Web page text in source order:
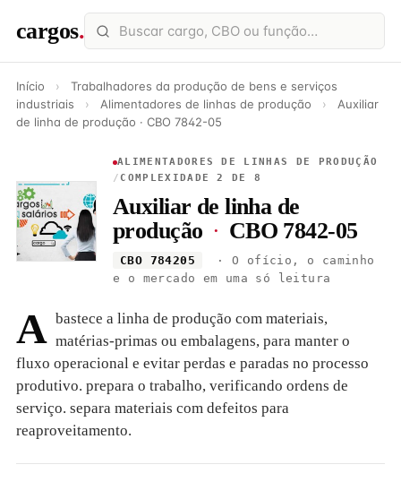
cargos.
Início ›
Trabalhadores da produção de bens e serviços
industriais
› Alimentadores de linhas de produção ›
Auxiliar
de linha de produção · CBO 7842-05
ALIMENTADORES DE LINHAS DE PRODUÇÃO
/ COMPLEXIDADE 2 DE 8
Auxiliar de linha de
produção · CBO 7842-05
CBO 784205
· O ofício, o caminho
e o mercado em uma só leitura
A bastece a linha de produção com materiais,
matérias-primas ou embalagens, para manter o
fluxo operacional e evitar perdas e paradas no processo
produtivo. prepara o trabalho, verificando ordens de
serviço. separa materiais com defeitos para
reaproveitamento.